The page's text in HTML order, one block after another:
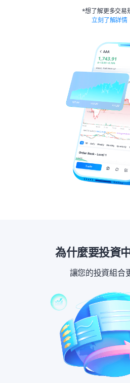
*想了解更多交易
立刻了解詳情
為什麼要投資
讓您的投資組合